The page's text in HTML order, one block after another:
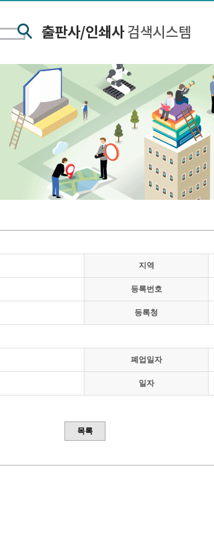
지역
등록번호
등록청
폐업일자
일자
목록